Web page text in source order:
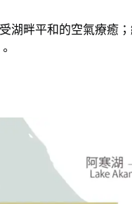
・大眾交通工具・巴士完
三天兩夜參考範例
湖畔平和的空氣療癒